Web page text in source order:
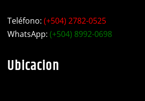
Teléfono: (+504) 2782-0525
WhatsApp: (+504) 8992-0698
Ubicacion